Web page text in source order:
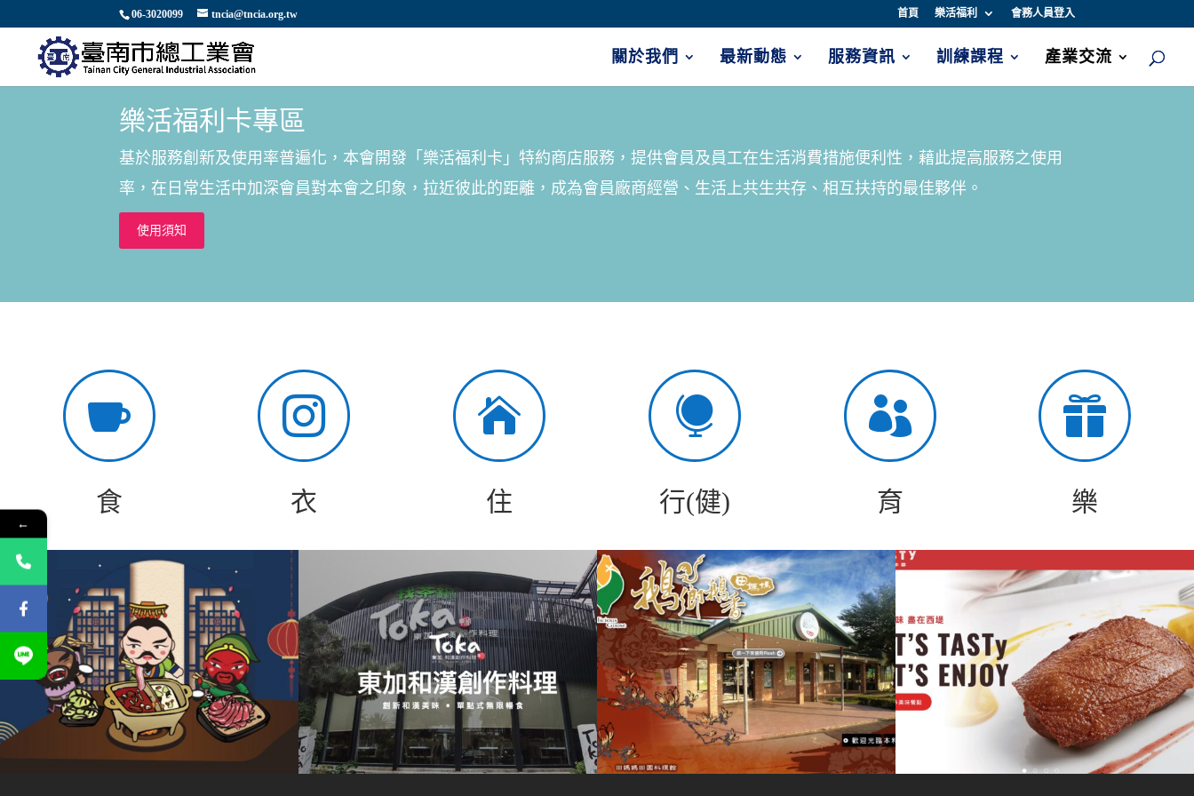
06-3020099 tncia@tncia.org.tw 首頁 樂活福利 會務人員登入
關於我們 最新動態 服務資訊 訓練課程 產業交流
樂活福利卡專區
基於服務創新及使用率普遍化，本會開發「樂活福利卡」特約商店服務，提供會員及員工在生活消費措施便利性，藉此提高服務之使用
率，在日常生活中加深會員對本會之印象，拉近彼此的距離，成為會員廠商經營、生活上共生共存、相互扶持的最佳夥伴。
使用須知

食

衣

住

行(健)

育

樂
←